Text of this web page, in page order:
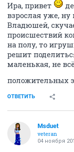
Ира, привет
взрослая уже, ну
Владюшей,
происшествий
на полу, то
решит
маленькая, не
положительных
ОТВЕТИТЬ
Msduet
veteran
04 ноября